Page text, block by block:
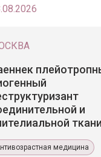
и
медицина